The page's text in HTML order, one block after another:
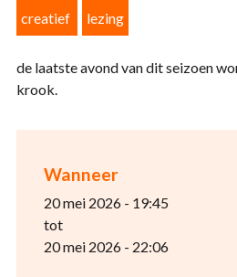
Wanneer
20 mei 2026 - 19:45
tot
20 mei 2026 - 22:06
creatief lezing
de laatste avond van dit seizoen
krook.